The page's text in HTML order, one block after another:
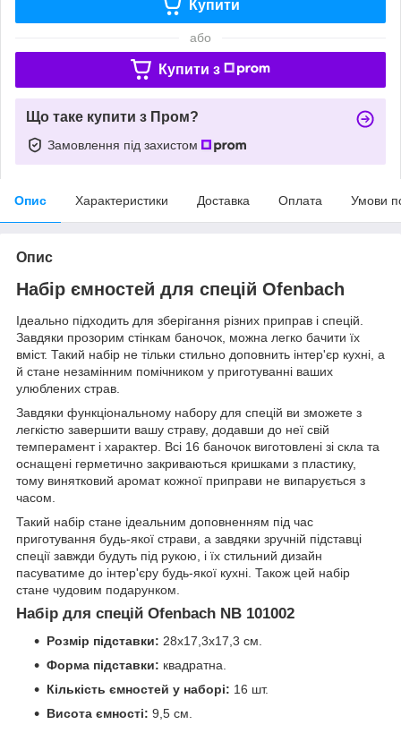
Купити
або
Купити з
Що таке купити з Пром?
Замовлення під захистом
Опис Характеристики Доставка Оплата Умови
Опис
Набір ємностей для спецій Ofenbach
Ідеально підходить для зберігання різних приправ і спецій.
Завдяки прозорим стінкам баночок, можна легко бачити їх
вміст. Такий набір не тільки стильно доповнить інтер'єр кухні, а
й стане незамінним помічником у приготуванні ваших
улюблених страв.
Завдяки функціональному набору для спецій ви зможете з
легкістю завершити вашу страву, додавши до неї свій
темперамент і характер. Всі 16 баночок виготовлені зі скла та
оснащені герметично закриваються кришками з пластику,
тому винятковий аромат кожної приправи не випарується з
часом.
Такий набір стане ідеальним доповненням під час
приготування будь-якої страви, а завдяки зручній підставці
спеції завжди будуть під рукою, і їх стильний дизайн
пасуватиме до інтер'єру будь-якої кухні. Також цей набір
стане чудовим подарунком.
Набір для спецій Ofenbach NB 101002
Розмір підставки: 28х17,3х17,3 см.
Форма підставки: квадратна.
Кількість ємностей у наборі: 16 шт.
Висота ємності: 9,5 см.